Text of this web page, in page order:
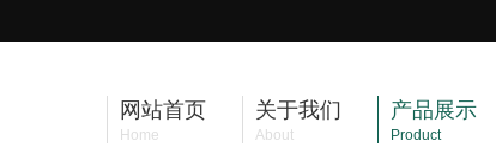
网站首页
Home
关于我们
About
产品展示
Product